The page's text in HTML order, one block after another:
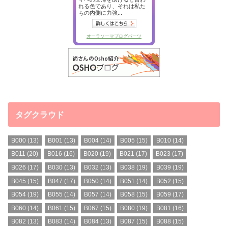
タグクラウド
B000 (13) B001 (13) B004(14) B005 (15) B010 (14)
B011 (20) B016 (16) B020 (19) B021 (17) B023 (17)
B026 (17) B030 (13) B032 (13) B038 (19) B039 (19)
B045 (15) B047 (17) B050 (14) B051 (14) B052 (15)
B054 (19) B055 (14) B057 (14) B058 (15) B059 (17)
B060 (14) B061 (15) B067 (15) B080 (19) B081 (16)
B082 (13) B083 (14) B084(13) B087 (15) B088 (15)